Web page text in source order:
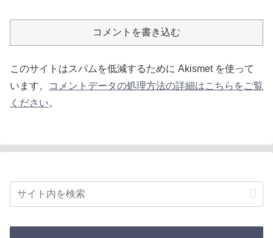
コメントを書き込む
このサイトはスパムを低減するために Akismet を使って
います。
コメントデータの処理方法の詳細はこちらをご覧
ください。